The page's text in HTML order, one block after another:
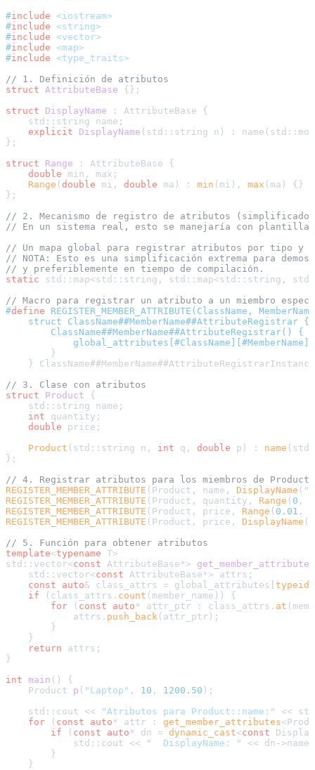
#include
<iostream>
#include
<string>
#include
<vector>
#include
<map>
#include
<type_traits>
// 1. Definición de atributos
struct AttributeBase {};
struct
DisplayName : AttributeBase {
    std::string name;
explicit
DisplayName (std::string n)
:
};
struct
Range : AttributeBase {
double min, max;
Range ( double mi, double ma) : min (mi), max (ma) {}
};
// 2. Mecanismo de registro de atributos (simplificado
// En un sistema real, esto se manejaría con
// Un mapa global para registrar atributos por tipo y
// NOTA: Esto es una simplificación extrema para
// y preferiblemente en tiempo de compilación.
static std::map<std::string, std::map<std::string,
// Macro para registrar un atributo a un miembro
#define REGISTER_MEMBER_ATTRIBUTE(ClassName,
struct ClassName##MemberName##AttributeRegistrar {
ClassName##MemberName##AttributeRegistrar() {
}
}
// 3. Clase con atributos
struct
Product {
    std::string name;
int quantity;
double price;
Product (std::string n, int q, double p) : name
};
// 4. Registrar atributos para los miembros de Product
REGISTER_MEMBER_ATTRIBUTE (Product, name, DisplayName (
REGISTER_MEMBER_ATTRIBUTE (Product, quantity, Range ( 0 ,
REGISTER_MEMBER_ATTRIBUTE (Product, price, Range ( 0.01 ,
REGISTER_MEMBER_ATTRIBUTE (Product, price, DisplayName (
// 5. Función para obtener atributos
template<typename T>
std::vector<const AttributeBase*> get_member_attributes
    std::vector<
const AttributeBase*> attrs;
const
auto& class_attrs = global_attributes[ typeid
if (class_attrs. count (member_name)) {
for ( const auto* attr_ptr : class_attrs. at
            attrs.
push_back (attr_ptr);
        }
    }
return attrs;
}
int main ()
{
Product p ( "Laptop" , 10 , 1200.50 ) ;
    std::cout <<
"Atributos para Product::name:"
<<
for ( const auto* attr : get_member_attributes
if ( const auto* dn = dynamic_cast<const
            std::cout <<
"  DisplayName: "
<< dn-
        }
    }